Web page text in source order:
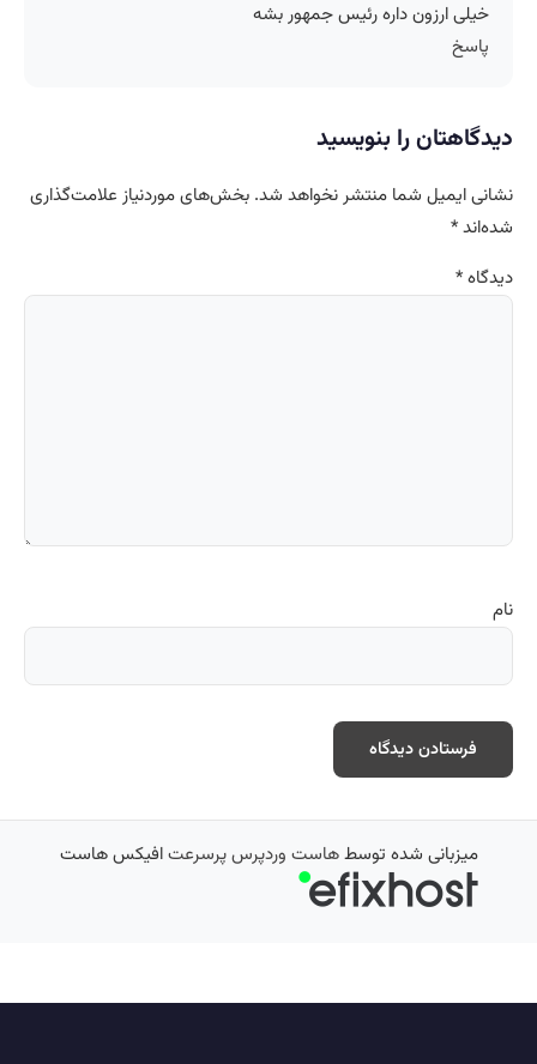
خیلی ارزون داره رئیس جمهور بشه
پاسخ
دیدگاهتان را بنویسید
نشانی ایمیل شما منتشر نخواهد شد. بخش‌های موردنیاز علامت‌گذاری
شده‌اند*
دیدگاه*
نام
میزبانی شده توسطهاست وردپرس پرسرعتافیکس هاست